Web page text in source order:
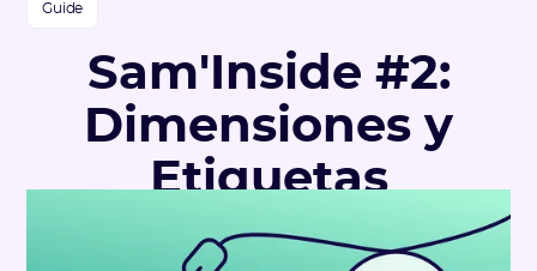
Guide
Sam'Inside #2:
Dimensiones y
Etiquetas